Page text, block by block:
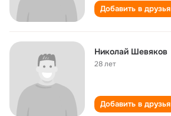
Добавить в друзья
Николай Шевяков
28 лет
Добавить в друзья